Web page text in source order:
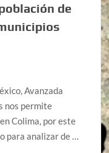
de
Avanzada
nos permite
Colima, por este
para analizar de …